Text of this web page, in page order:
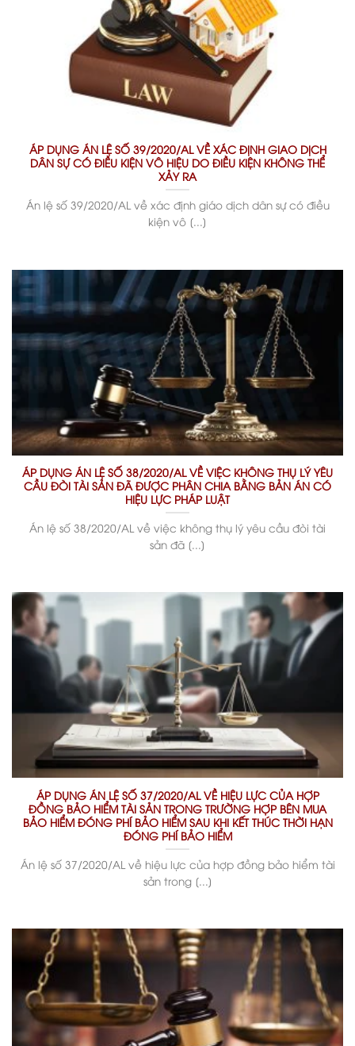
ÁP DỤNG ÁN LỆ SỐ 39/2020/AL VỀ XÁC ĐỊNH GIAO DỊCH
DÂN SỰ CÓ ĐIỀU KIỆN VÔ HIỆU DO ĐIỀU KIỆN KHÔNG THỂ
XẢY RA
Án lệ số 39/2020/AL về xác định giáo dịch dân sự có điều
kiện vô [...]
ÁP DỤNG ÁN LỆ SỐ 38/2020/AL VỀ VIỆC KHÔNG THỤ LÝ YÊU
CẦU ĐÒI TÀI SẢN ĐÃ ĐƯỢC PHÂN CHIA BẰNG BẢN ÁN CÓ
HIỆU LỰC PHÁP LUẬT
Án lệ số 38/2020/AL về việc không thụ lý yêu cầu đòi tài
sản đã [...]
ÁP DỤNG ÁN LỆ SỐ 37/2020/AL VỀ HIỆU LỰC CỦA HỢP
ĐỒNG BẢO HIỂM TÀI SẢN TRONG TRƯỜNG HỢP BÊN MUA
BẢO HIỂM ĐÓNG PHÍ BẢO HIỂM SAU KHI KẾT THÚC THỜI HẠN
ĐÓNG PHÍ BẢO HIỂM
Án lệ số 37/2020/AL về hiệu lực của hợp đồng bảo hiểm tài
sản trong [...]